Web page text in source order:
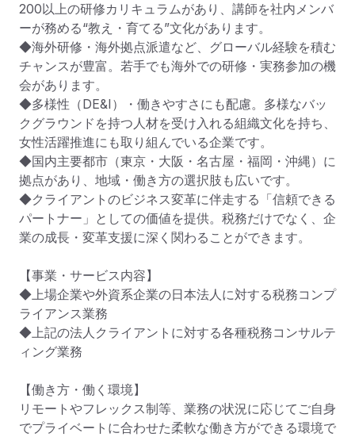
200以上の研修カリキュラムがあり、講師を社内メンバ
ーが務める“教え・育てる”文化があります。
◆海外研修・海外拠点派遣など、グローバル経験を積む
チャンスが豊富。若手でも海外での研修・実務参加の機
会があります。
◆多様性（DE&I）・働きやすさにも配慮。多様なバッ
クグラウンドを持つ人材を受け入れる組織文化を持ち、
女性活躍推進にも取り組んでいる企業です。
◆国内主要都市（東京・大阪・名古屋・福岡・沖縄）に
拠点があり、地域・働き方の選択肢も広いです。
◆クライアントのビジネス変革に伴走する「信頼できる
パートナー」としての価値を提供。税務だけでなく、企
業の成長・変革支援に深く関わることができます。
【事業・サービス内容】
◆上場企業や外資系企業の日本法人に対する税務コンプ
ライアンス業務
◆上記の法人クライアントに対する各種税務コンサルテ
ィング業務
【働き方・働く環境】
リモートやフレックス制等、業務の状況に応じてご自身
でプライベートに合わせた柔軟な働き方ができる環境で